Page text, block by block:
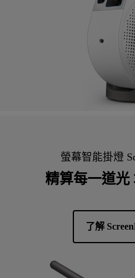
螢幕智能掛燈
精算每一道光
了解